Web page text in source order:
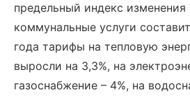
предельный индекс изменения
коммунальные услуги
года тарифы на тепловую
выросли на 3,3%, на
газоснабжение – 4%, на